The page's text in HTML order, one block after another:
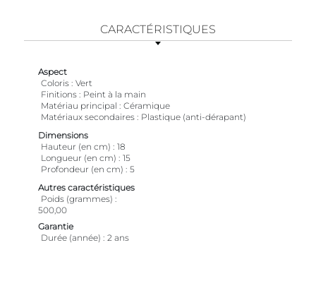
CARACTÉRISTIQUES
Aspect
Coloris Vert
Finitions
Peint à la main
Matériau principal
Céramique
Matériaux secondaires
Plastique (anti-dérapant)
Dimensions
Hauteur (en cm)
18
Longueur (en cm)
15
Profondeur (en cm)
5
Autres caractéristiques
Poids (grammes)
500,00
Garantie
Durée (année)
2 ans